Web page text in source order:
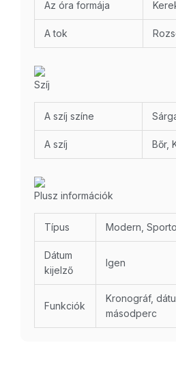
Az óra formája
A tok
Szíj
A szíj színe
A szíj Bőr,
Plusz információk
Típus Modern,
Dátum
kijelző
Igen
Funkciók
Kronográf,
másodperc